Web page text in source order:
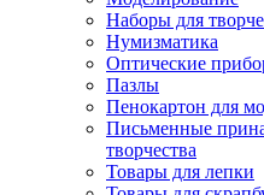
Наборы для
Нумизматика
Оптические
Пазлы
Пенокартон для
Письменные
творчества
Товары для лепки